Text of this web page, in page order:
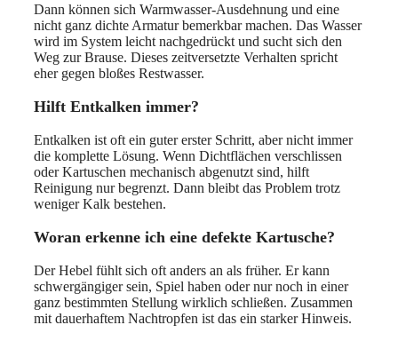
Dann können sich Warmwasser-Ausdehnung und eine
nicht ganz dichte Armatur bemerkbar machen. Das Wasser
wird im System leicht nachgedrückt und sucht sich den
Weg zur Brause. Dieses zeitversetzte Verhalten spricht
eher gegen bloßes Restwasser.
Hilft Entkalken immer?
Entkalken ist oft ein guter erster Schritt, aber nicht immer
die komplette Lösung. Wenn Dichtflächen verschlissen
oder Kartuschen mechanisch abgenutzt sind, hilft
Reinigung nur begrenzt. Dann bleibt das Problem trotz
weniger Kalk bestehen.
Woran erkenne ich eine defekte Kartusche?
Der Hebel fühlt sich oft anders an als früher. Er kann
schwergängiger sein, Spiel haben oder nur noch in einer
ganz bestimmten Stellung wirklich schließen. Zusammen
mit dauerhaftem Nachtropfen ist das ein starker Hinweis.